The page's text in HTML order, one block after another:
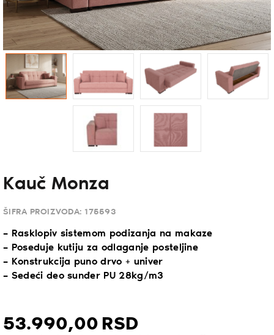
Kauč Monza
ŠIFRA PROIZVODA: 175593
– Rasklopiv sistemom podizanja na makaze
– Poseduje kutiju za odlaganje posteljine
– Konstrukcija puno drvo + univer
– Sedeći deo sunđer PU 28kg/m3
53.990,00 RSD